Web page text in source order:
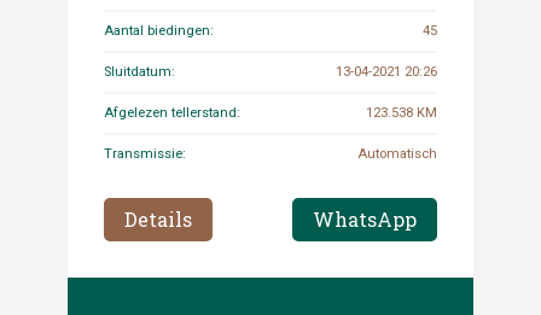
Aantal biedingen: 45
Sluitdatum: 13-04-2021 20:26
Afgelezen tellerstand: 123.538 KM
Transmissie: Automatisch
Details WhatsApp